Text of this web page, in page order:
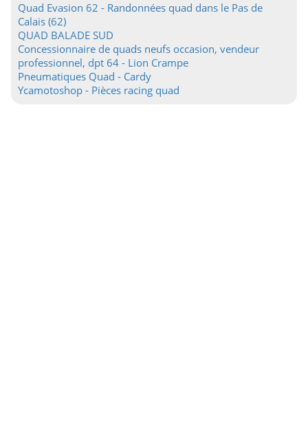
Quad Evasion 62 - Randonnées quad dans le Pas de
Calais (62)
QUAD BALADE SUD
Concessionnaire de quads neufs occasion, vendeur
professionnel, dpt 64 - Lion Crampe
Pneumatiques Quad - Cardy
Ycamotoshop - Pièces racing quad